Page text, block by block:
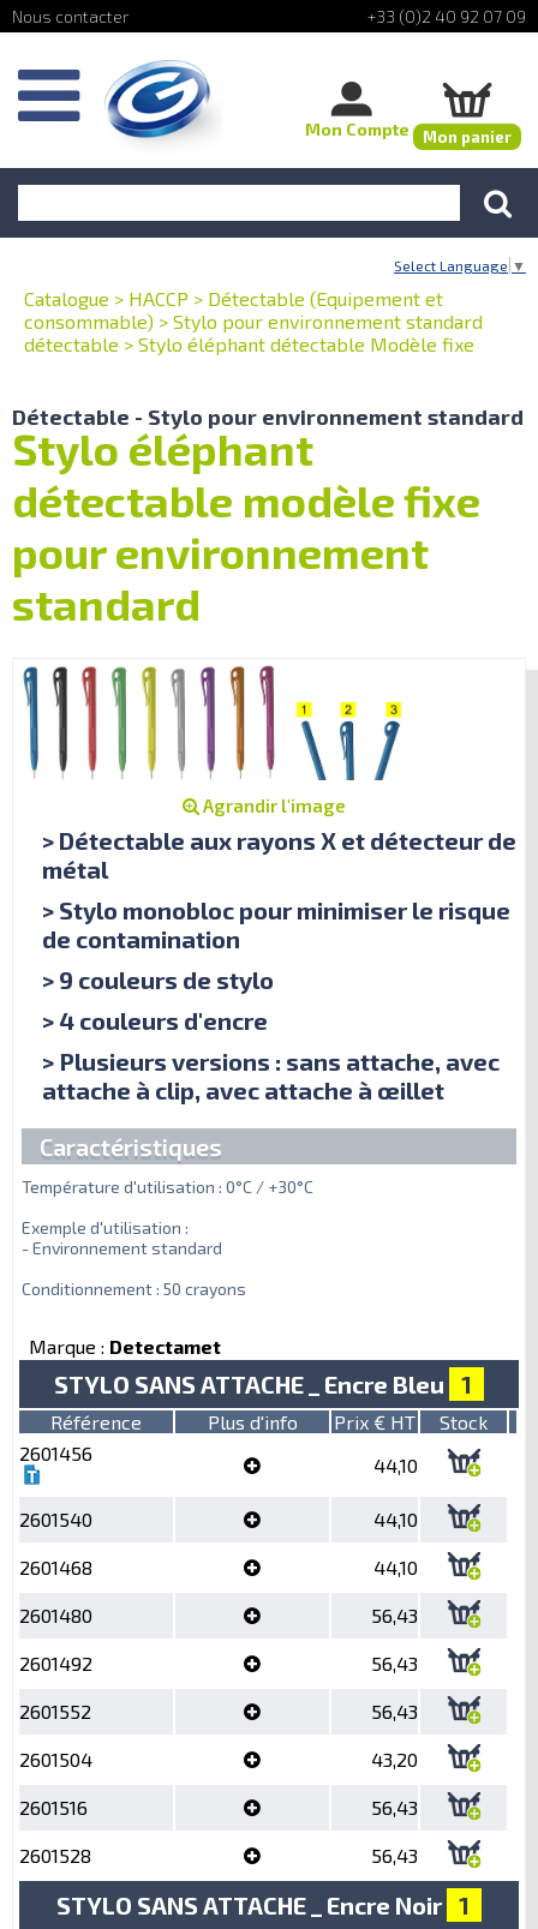
+33 (0)2 40 92 07 09
Mon Compte Mon panier
Select Language ▼
Catalogue > HACCP > Détectable (Equipement et
consommable) > Stylo pour environnement standard
détectable > Stylo éléphant détectable Modèle fixe
Détectable - Stylo pour environnement standard
Stylo éléphant
détectable modèle fixe
pour environnement
standard
Agrandir l'image
> Détectable aux rayons X et détecteur de
métal
> Stylo monobloc pour minimiser le risque
de contamination
> 9 couleurs de stylo
> 4 couleurs d'encre
> Plusieurs versions : sans attache, avec
attache à clip, avec attache à œillet
Caractéristiques
Température d'utilisation : 0°C / +30°C
Exemple d'utilisation :
- Environnement standard
Conditionnement : 50 crayons
Marque : Detectamet
STYLO SANS ATTACHE _ Encre Bleu 1
Référence Plus d'info Prix € HT
Stock
2601456
44,10
2601540 44,10
2601468 44,10
2601480 56,43
2601492 56,43
2601552 56,43
2601504 43,20
2601516 56,43
2601528 56,43
STYLO SANS ATTACHE _ Encre Noir 1